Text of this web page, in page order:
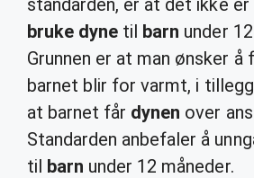
standarden, er at det ikke
bruke dyne til barn under
Grunnen er at man ønsker å
barnet blir for varmt, i
at barnet får dynen over
Standarden anbefaler å
til barn under 12 måneder.